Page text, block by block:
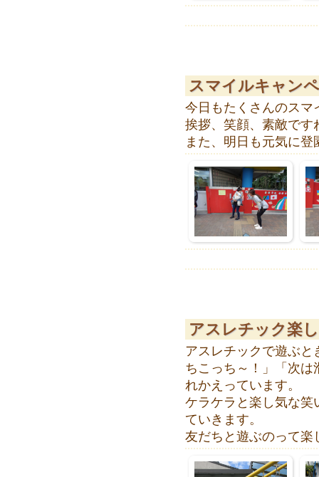
スマイルキャン
今日もたくさんのスマ
挨拶、笑顔、素敵です
また、明日も元気に登
アスレチック楽
アスレチックで遊ぶ
ちこっち～！」「次
れかえっています。
ケラケラと楽し気な笑
ていきます。
友だちと遊ぶのって楽